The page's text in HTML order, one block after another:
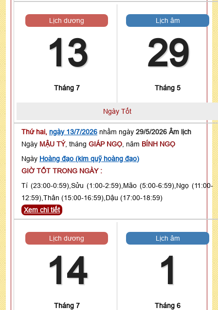
Lịch dương
13
Tháng 7
Lịch âm
29
Tháng 5
Ngày Tốt
Thứ hai, ngày 13/7/2026 nhằm ngày 29/5/2026 Âm lịch
Ngày MẬU TÝ, tháng GIÁP NGỌ , năm BÍNH NGỌ
Ngày Hoàng đạo (kim quỹ hoàng đạo)
GIỜ TỐT TRONG NGÀY :
Tí (23:00-0:59),Sửu (1:00-2:59),Mão (5:00-6:59),Ngọ (11:00-
12:59),Thân (15:00-16:59),Dậu (17:00-18:59)
Xem chi tiết
Lịch dương
14
Tháng 7
Lịch âm
1
Tháng 6